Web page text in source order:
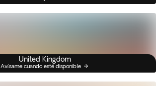
United Kingdom
Avísame cuando esté disponible